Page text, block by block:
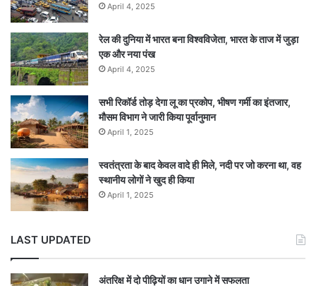
April 4, 2025
रेल की दुनिया में भारत बना विश्वविजेता, भारत के ताज में जुड़ा
एक और नया पंख
April 4, 2025
सभी रिकॉर्ड तोड़ देगा लू का प्रकोप, भीषण गर्मी का इंतजार,
मौसम विभाग ने जारी किया पूर्वानुमान
April 1, 2025
स्वतंत्रता के बाद केवल वादे ही मिले, नदी पर जो करना था, वह
स्थानीय लोगों ने खुद ही किया
April 1, 2025
LAST UPDATED
अंतरिक्ष में दो पीढ़ियों का धान उगाने में सफलता